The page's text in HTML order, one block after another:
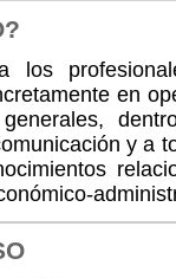
los
en
y a